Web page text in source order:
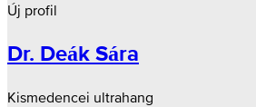
Új profil
Dr. Deák Sára
Kismedencei ultrahang